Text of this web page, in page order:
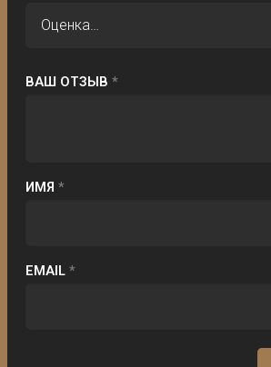
ВАШ ОТЗЫВ*
ИМЯ*
EMAIL*